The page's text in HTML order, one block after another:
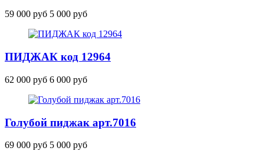
59 000 руб 5 000 руб
ПИДЖАК код 12964
62 000 руб 6 000 руб
Голубой пиджак арт.7016
69 000 руб 5 000 руб